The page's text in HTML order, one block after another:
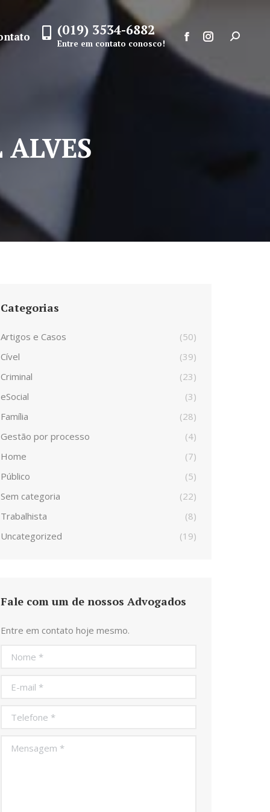
(019) 3534-6882
Entre em contato conosco!
Facebook
page
Instagram
opens
Search:
Categorias
Artigos e Casos
(50)
Cível
(39)
Criminal
(23)
eSocial
(3)
Família
(28)
Gestão por processo
(4)
Home
(7)
Público
(5)
Sem categoria
(22)
Trabalhista
(8)
Uncategorized
(19)
Fale com um de nossos Advogados
Entre em contato hoje mesmo.
Nome *
E-mail *
Telefone *
Mensagem *